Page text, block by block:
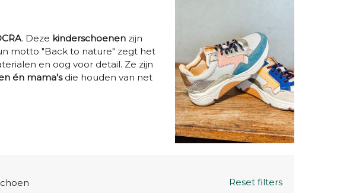
. Deze kinderschoenenzijn
motto "Back to nature" zegt het
en oog voor detail. Ze zijn
én mama'sdie houden van net
Reset filters